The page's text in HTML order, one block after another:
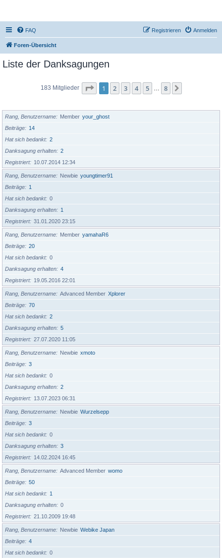
FAQ Anmelden
Registrieren
Foren-Übersicht
Liste der Danksagungen
183 Mitglieder Seite 1von
1 2 3 4 5 … 8
Rang, Benutzername Member your_ghost
Beiträge
14
Hat sich bedankt
2
Danksagung erhalten
2
Registriert
10.07.2014 12:34
Rang, Benutzername Newbie youngtimer91
Beiträge
1
Hat sich bedankt
0
Danksagung erhalten
1
Registriert
31.01.2020 23:15
Rang, Benutzername Member yamahaR6
Beiträge
20
Hat sich bedankt
0
Danksagung erhalten
4
Registriert
19.05.2016 22:01
Rang, Benutzername Advanced Member Xplorer
Beiträge
70
Hat sich bedankt
2
Danksagung erhalten
5
Registriert
27.07.2020 11:05
Rang, Benutzername Newbie xmoto
Beiträge
3
Hat sich bedankt
0
Danksagung erhalten
2
Registriert
13.07.2023 06:31
Rang, Benutzername Newbie Wurzelsepp
Beiträge
3
Hat sich bedankt
0
Danksagung erhalten
3
Registriert
14.02.2024 16:45
Rang, Benutzername Advanced Member womo
Beiträge
50
Hat sich bedankt
1
Danksagung erhalten
0
Registriert
21.10.2009 19:48
Rang, Benutzername Newbie Webike Japan
Beiträge
4
Hat sich bedankt
0